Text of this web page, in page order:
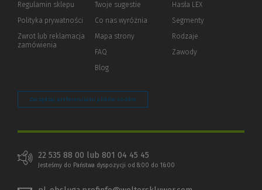
Regulamin sklepu
Polityka prywatności (Nowe
(Link
innej
Zwrot lub reklamacja
zamówienia
innej
strony)
Twoje sugestie
Co nas wyróżnia
Mapa strony
FAQ
Blog
Hasła LEX
Segmenty
Rodzaje
Zawody
Zarządzaj preferencjami plików cookie
22 535 88 00 lub 801 04 45 45
Jesteśmy do Państwa dyspozycji od 8:00 do 16:00